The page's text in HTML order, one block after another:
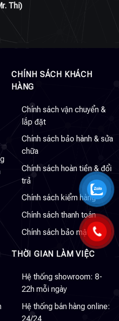
Thi)
CHÍNH SÁCH KHÁCH
HÀNG
Chính sách vận chuyển &
lắp đặt
Chính sách bảo hành & sửa
chữa
Chính sách hoàn tiền & đổi
trả
Chính sách kiểm hàng
Chính sách thanh toán
Chính sách bảo mật
THỜI GIAN LÀM VIỆC
Hệ thống showroom: 8-
22h mỗi ngày
Hệ thống bán hàng online:
24/24